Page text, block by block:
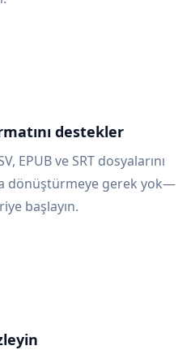
destekler
EPUB ve SRT dosyalarını
dönüştürmeye gerek yok—
başlayın.